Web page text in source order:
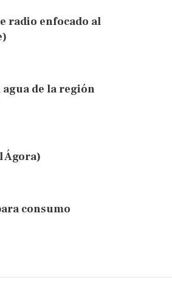
radio enfocado al
agua de la región
Ágora)
consumo